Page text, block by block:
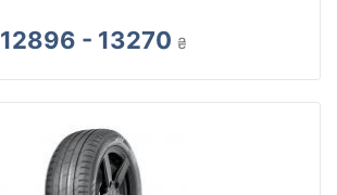
12896 - 13270 ₴